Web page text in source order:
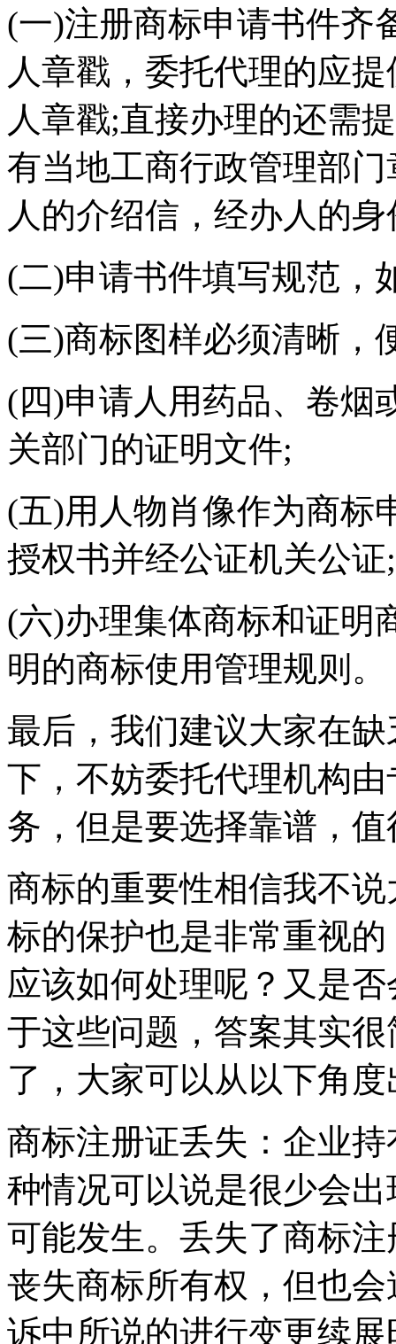
(一)注册商标申请书件齐
人章戳，委托代理的应
人章戳;直接办理的还需
有当地工商行政管理部
人的介绍信，经办人的
(二)申请书件填写规范，
(三)商标图样必须清晰，
(四)申请人用药品、卷烟
关部门的证明文件;
(五)用人物肖像作为商标
授权书并经公证机关公证;
(六)办理集体商标和证明
明的商标使用管理规则。
最后，我们建议大家在
下，不妨委托代理机构
务，但是要选择靠谱，
商标的重要性相信我不
标的保护也是非常重视
应该如何处理呢？又是
于这些问题，答案其实
了，大家可以从以下角
商标注册证丢失：企业
种情况可以说是很少会
可能发生。丢失了商标
丧失商标所有权，但也
诉中所说的进行变更续